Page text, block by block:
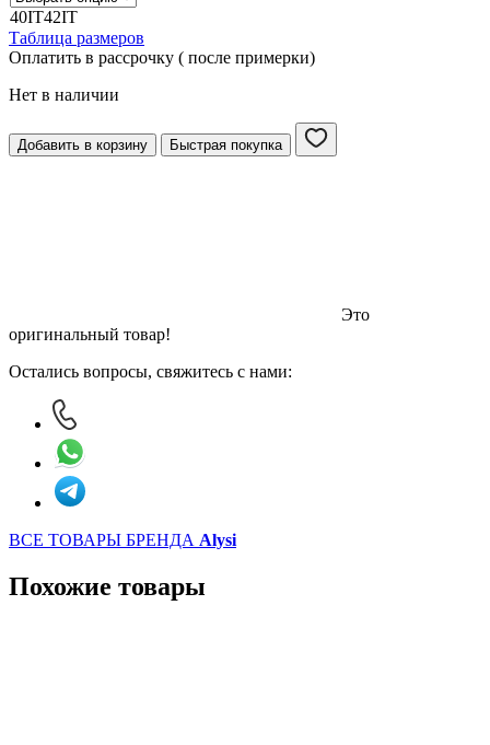
40IT42IT
Таблица размеров
Оплатить в рассрочку ( после примерки)
Нет в наличии
Добавить в корзину Быстрая покупка
Это
оригинальный товар!
Остались вопросы, свяжитесь с нами:
ВСЕ ТОВАРЫ БРЕНДА Alysi
Похожие товары